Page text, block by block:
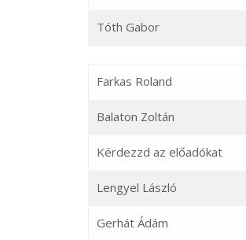
Tóth Gabor
Farkas Roland
Balaton Zoltán
Kérdezzd az előadókat
Lengyel László
Gerhát Ádám